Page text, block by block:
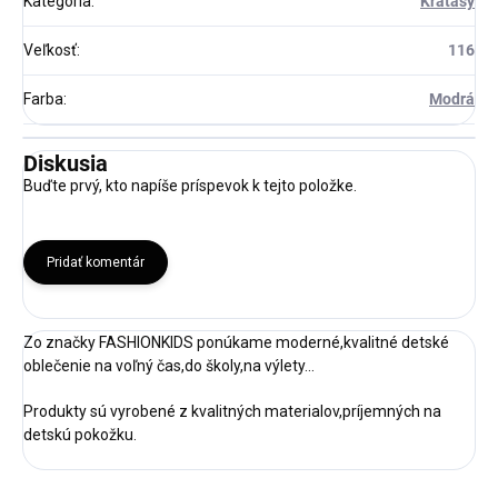
Veľkosť: 116
Farba: Modrá
Diskusia
Buďte prvý, kto napíše príspevok k tejto položke.
Pridať komentár
Zo značky FASHIONKIDS ponúkame moderné,kvalitné detské
oblečenie na voľný čas,do školy,na výlety...
Produkty sú vyrobené z kvalitných materialov,príjemných na
detskú pokožku.